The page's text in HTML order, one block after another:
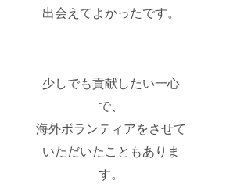
出会えてよかったです。
少しでも貢献したい一心
で、
海外ボランティアをさせて
いただいたこともありま
す。